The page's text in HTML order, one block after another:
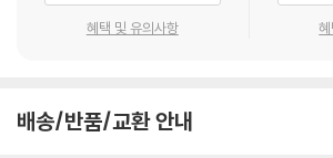
‘유아차를 끄는’ 동안에 양육자는 끊임없이 사람
히 여성들에게, “비합리적인 기대”(80쪽)의 형태
한다’ ‘모성애는 순수하다’ 같은 편견은 여전히 사
- 새라 머독 (〈토론토 스타〉)
혜택 및 유의사항
배송/반품/교환 안내